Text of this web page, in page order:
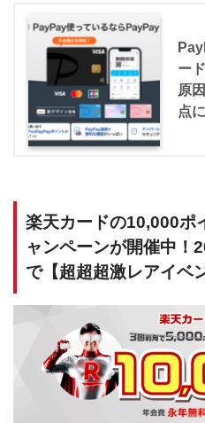
ー
原
点
楽天カードの10,000ポ
ャンペーンが開催中！
で【超超超激レアイベ